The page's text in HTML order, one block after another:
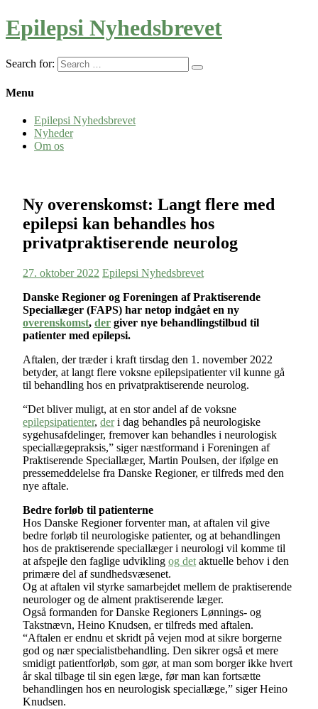
Epilepsi Nyhedsbrevet
Search for:
Menu
Epilepsi Nyhedsbrevet
Nyheder
Om os
Ny overenskomst: Langt flere med
epilepsi kan behandles hos
privatpraktiserende neurolog
27. oktober 2022 Epilepsi Nyhedsbrevet
Danske Regioner og Foreningen af Praktiserende
Speciallæger (FAPS) har netop indgået en ny
overenskomst, der giver nye behandlingstilbud til
patienter med epilepsi.
Aftalen, der træder i kraft tirsdag den 1. november 2022
betyder, at langt flere voksne epilepsipatienter vil kunne gå
til behandling hos en privatpraktiserende neurolog.
“Det bliver muligt, at en stor andel af de voksne
epilepsipatienter, deri dag behandles på neurologiske
sygehusafdelinger, fremover kan behandles i neurologisk
speciallægepraksis,” siger næstformand i Foreningen af
Praktiserende Speciallæger, Martin Poulsen, der ifølge en
pressemeddelelse fra Danske Regioner, er tilfreds med den
nye aftale.
Bedre forløb til patienterne
Hos Danske Regioner forventer man, at aftalen vil give
bedre forløb til neurologiske patienter, og at behandlingen
hos de praktiserende speciallæger i neurologi vil komme til
at afspejle den faglige udvikling og det aktuelle behov i den
primære del af sundhedsvæsenet.
Og at aftalen vil styrke samarbejdet mellem de praktiserende
neurologer og de alment praktiserende læger.
Også formanden for Danske Regioners Lønnings- og
Takstnævn, Heino Knudsen, er tilfreds med aftalen.
“Aftalen er endnu et skridt på vejen mod at sikre borgerne
god og nær specialistbehandling. Den sikrer også et mere
smidigt patientforløb, som gør, at man som borger ikke hvert
år skal tilbage til sin egen læge, før man kan fortsætte
behandlingen hos en neurologisk speciallæge,” siger Heino
Knudsen.